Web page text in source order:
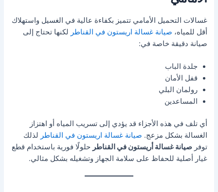
غسالات التحميل الأمامي تتميز بكفاءة عالية في الغسيل واستهلاك
أقل للمياه، صيانة غسالة اريستون في القناطر لكنها تحتاج إلى
صيانة دقيقة خاصة في:
جلدة الباب
قفل الأمان
رولمان البلي
المساعدين
أي تلف في هذه الأجزاء قد يؤدي إلى تسريب المياه أو اهتزاز
الغسالة بشكل مزعج. صيانة غسالة اريستون في القناطر لذلك
توفرصيانة غسالة أريستون في القناطر حلولًا فورية باستخدام قطع
غيار أصلية للحفاظ على سلامة الجهاز وتشغيله بشكل مثالي.